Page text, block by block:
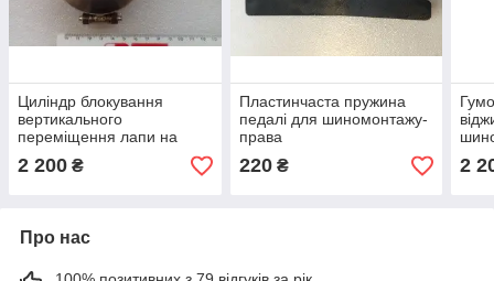
Циліндр блокування
вертикального
переміщення лапи на
автомат Т624,626
2 200 ₴
Пластинчаста пружина
педалі для шиномонтажу-
права
220₴ 2
Про нас